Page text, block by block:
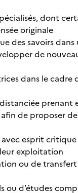
dont
originale
des savoirs
de
dans le cadre
de proposer
esprit
exploitation
ou de
ou d’études